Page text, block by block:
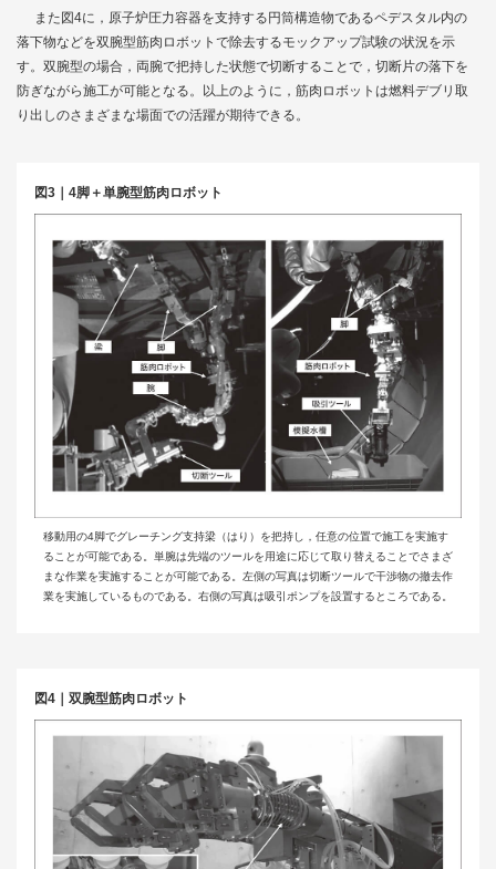
また 図4に，原子炉圧力容器を支持する円筒構造物であるペデスタル内の
落下物などを双腕型筋肉ロボットで除去するモックアップ試験の状況を示
す。双腕型の場合，両腕で把持した状態で切断することで，切断片の落下を
防ぎながら施工が可能となる。以上のように，筋肉ロボットは燃料デブリ取
り出しのさまざまな場面での活躍が期待できる。
図3｜4脚＋単腕型筋肉ロボット
移動用の4脚でグレーチング支持梁（はり）を把持し，任意の位置で施工を実施す
ることが可能である。単腕は先端のツールを用途に応じて取り替えることでさまざ
まな作業を実施することが可能である。左側の写真は切断ツールで干渉物の撤去作
業を実施しているものである。右側の写真は吸引ポンプを設置するところである。
図4｜双腕型筋肉ロボット